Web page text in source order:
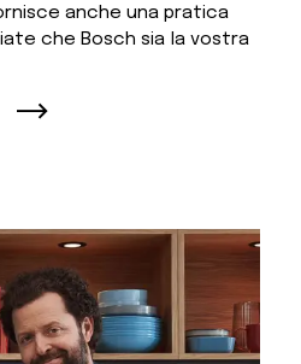
anche una pratica
che Bosch sia la vostra